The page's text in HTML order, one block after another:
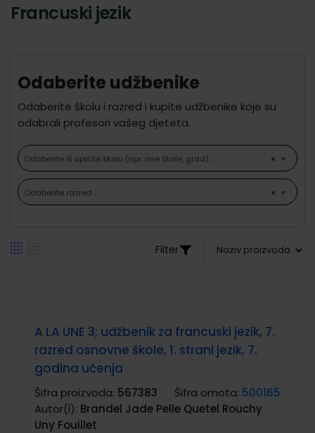
Francuski jezik
Odaberite udžbenike
Odaberite školu i razred i kupite udžbenike koje su
odabrali profesori vašeg djeteta.
×
Odaberite ili upišite školu (npr. ime škole, grad) ...
×
Odaberite razred ...
Filter
A LA UNE 3; udžbenik za francuski jezik, 7.
razred osnovne škole, 1. strani jezik, 7.
godina učenja
Šifra proizvoda: 567383 Šifra omota: 500165
Autor(i): Brandel Jade Pelle Quetel Rouchy
Uny Fouillet